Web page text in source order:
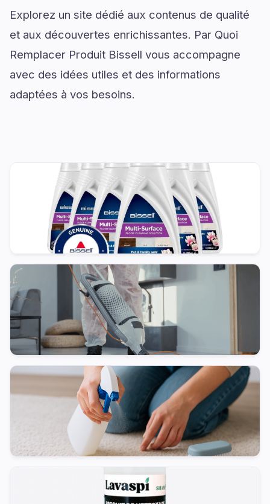
Explorez un site dédié aux contenus de qualité
et aux découvertes enrichissantes. Par Quoi
Remplacer Produit Bissell vous accompagne
avec des idées utiles et des informations
adaptées à vos besoins.